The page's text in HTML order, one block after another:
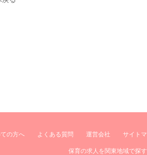
の方へ よくある質問 運営会社 サイト
保育の求人を関東地域で探